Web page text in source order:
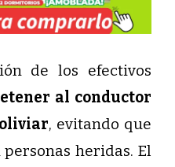
de los efectivos
al conductor
, evitando que
heridas. El